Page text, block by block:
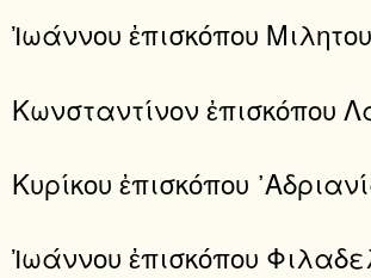
Ἰωάννου ἐπισκόπου
Κωνσταντίνον ἐπισκόπου
Κυρίκου ἐπισκόπου
Ἰωάννου ἐπισκόπου